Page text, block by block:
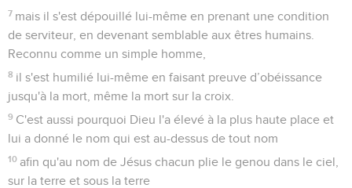
7 mais il s'est dépouillé lui-même en prenant une condition
de serviteur, en devenant semblable aux êtres humains.
Reconnu comme un simple homme,
8 il s'est humilié lui-même en faisant preuve d’obéissance
jusqu'à la mort, même la mort sur la croix.
9 C'est aussi pourquoi Dieu l'a élevé à la plus haute place et
lui a donné le nom qui est au-dessus de tout nom
10 afin qu'au nom de Jésus chacun plie le genou dans le ciel,
sur la terre et sous la terre